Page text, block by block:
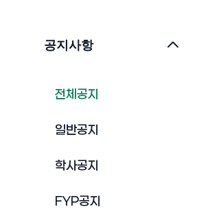
공지사항
전체공지
일반공지
학사공지
FYP공지